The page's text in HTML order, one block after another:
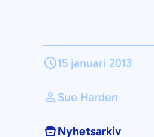
15 januari 2013
Sue Harden
Nyhetsarkiv